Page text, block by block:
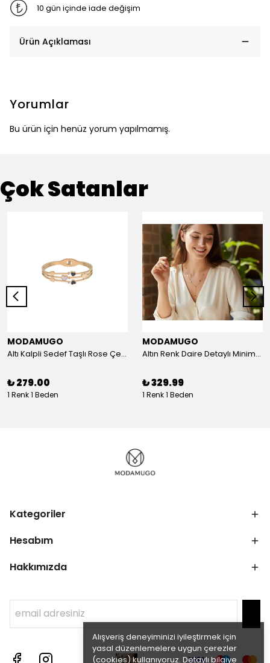
Alışveriş deneyiminizi iyileştirmek için
yasal düzenlemelere uygun çerezler
(cookies) kullanıyoruz. Detaylı bilgiye
10 gün içinde iade değişim
Ürün Açıklaması
Yorumlar
Bu ürün için henüz yorum yapılmamış.
Çok Satanlar
MODAMUGO
Altı Kalpli Sedef Taşlı Rose Çelik Kelepçe Bileklik
₺ 279.00
1 Renk 1 Beden
MODAMUGO
Altın Renk Daire Detaylı Minimal Y Çelik Kolye
₺ 329.99
1 Renk 1 Beden
Kategoriler
Hesabım
Hakkımızda